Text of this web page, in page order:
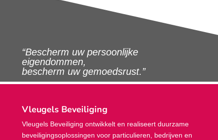
“Bescherm uw persoonlijke
eigendommen,
bescherm uw gemoedsrust.”
Vleugels Beveiliging
Vleugels Beveiliging ontwikkelt en realiseert duurzame
beveiligings­oplossingen voor particulieren, bedrijven en